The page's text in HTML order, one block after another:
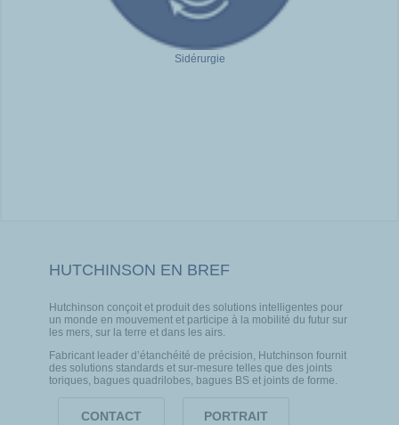
Sidérurgie
HUTCHINSON EN BREF
Hutchinson conçoit et produit des solutions intelligentes pour
un monde en mouvement et participe à la mobilité du futur sur
les mers, sur la terre et dans les airs.
Fabricant leader d’étanchéité de précision, Hutchinson fournit
des solutions standards et sur-mesure telles que des joints
toriques, bagues quadrilobes, bagues BS et joints de forme.
CONTACT PORTRAIT